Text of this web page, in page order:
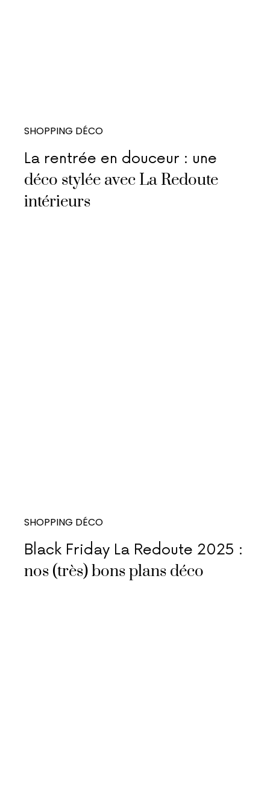
SHOPPING DÉCO
La rentrée en douceur : une
déco stylée avec La Redoute
intérieurs
SHOPPING DÉCO
Black Friday La Redoute 2025 :
nos (très) bons plans déco